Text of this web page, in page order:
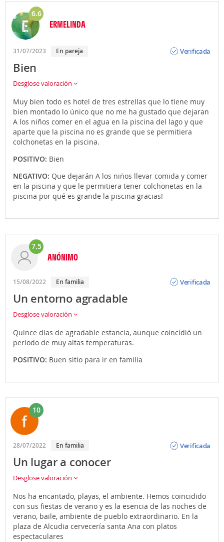
6.6
ERMELINDA
31/07/2023 En pareja
Verificada
Bien
Desglose valoración
Muy bien todo es hotel de tres estrellas que lo tiene muy
bien montado lo único que no me ha gustado que dejaran
A los niños comer en el agua en la piscina del lago y que
aparte que la piscina no es grande que se permitiera
colchonetas en la piscina.
POSITIVO: Bien
NEGATIVO: Que dejarán A los niños llevar comida y comer
en la piscina y que le permitiera tener colchonetas en la
piscina por qué es grande la piscina gracias!
7.5
ANÓNIMO
15/08/2022 En familia
Verificada
Un entorno agradable
Desglose valoración
Quince días de agradable estancia, aunque coincidió un
período de muy altas temperaturas.
POSITIVO: Buen sitio para ir en familia
10
28/07/2022 En familia
Verificada
Un lugar a conocer
Desglose valoración
Nos ha encantado, playas, el ambiente. Hemos coincidido
con sus fiestas de verano y es la esencia de las noches de
verano, baile, ambiente de pueblo extraordinario. En la
plaza de Alcudia cervecería santa Ana con platos
espectaculares